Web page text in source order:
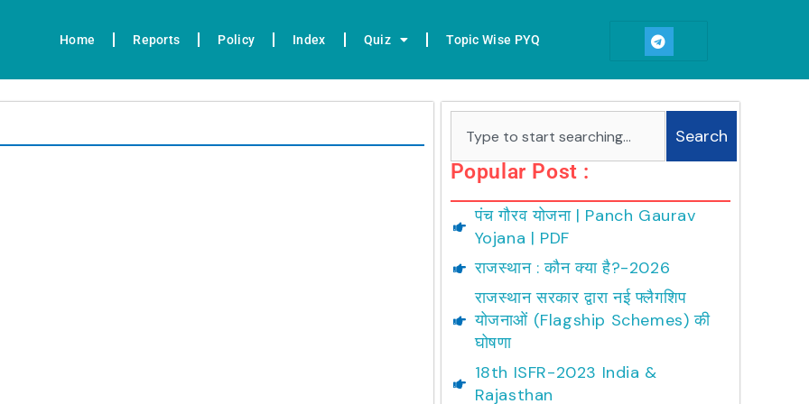
Home Reports Policy Index Quiz Topic Wise PYQ
T
e
l
g
r
a
Search
Popular Post :
पंच गौरव योजना | Panch Gaurav
Yojana | PDF
राजस्थान : कौन क्या है?-2026
राजस्थान सरकार द्वारा नई फ्लैगशिप
योजनाओं (Flagship Schemes) की
घोषणा
18th ISFR-2023 India &
Rajasthan